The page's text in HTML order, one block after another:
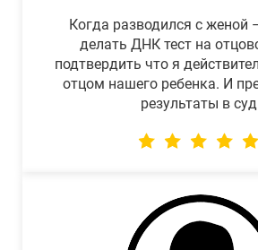
Когда разводился с женой
делать ДНК тест на
подтвердить что я
отцом нашего ребенка. И
результаты в